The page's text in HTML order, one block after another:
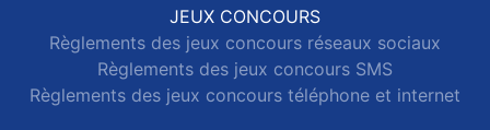
JEUX CONCOURS
Règlements des jeux concours réseaux sociaux
Règlements des jeux concours SMS
Règlements des jeux concours téléphone et internet